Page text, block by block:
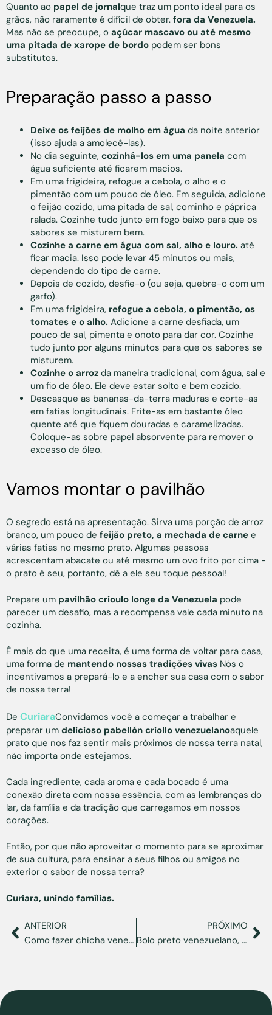
Quanto ao papel de jornalque traz um ponto ideal para os
grãos, não raramente é difícil de obter. fora da Venezuela.
Mas não se preocupe, o açúcar mascavo ou até mesmo
uma pitada de xarope de bordo podem ser bons
substitutos.
Preparação passo a passo
Deixe os feijões de molho em água da noite anterior
(isso ajuda a amolecê-las).
No dia seguinte, cozinhá-los em uma panela com
água suficiente até ficarem macios.
Em uma frigideira, refogue a cebola, o alho e o
pimentão com um pouco de óleo. Em seguida, adicione
o feijão cozido, uma pitada de sal, cominho e páprica
ralada. Cozinhe tudo junto em fogo baixo para que os
sabores se misturem bem.
Cozinhe a carne em água com sal, alho e louro. até
ficar macia. Isso pode levar 45 minutos ou mais,
dependendo do tipo de carne.
Depois de cozido, desfie-o (ou seja, quebre-o com um
garfo).
Em uma frigideira, refogue a cebola, o pimentão, os
tomates e o alho. Adicione a carne desfiada, um
pouco de sal, pimenta e onoto para dar cor. Cozinhe
tudo junto por alguns minutos para que os sabores se
misturem.
Cozinhe o arroz da maneira tradicional, com água, sal e
um fio de óleo. Ele deve estar solto e bem cozido.
Descasque as bananas-da-terra maduras e corte-as
em fatias longitudinais. Frite-as em bastante óleo
quente até que fiquem douradas e caramelizadas.
Coloque-as sobre papel absorvente para remover o
excesso de óleo.
Vamos montar o pavilhão
O segredo está na apresentação. Sirva uma porção de arroz
branco, um pouco de feijão preto, a mechada de carne e
várias fatias no mesmo prato. Algumas pessoas
acrescentam abacate ou até mesmo um ovo frito por cima -
o prato é seu, portanto, dê a ele seu toque pessoal!
Prepare um pavilhão crioulo longe da Venezuela pode
parecer um desafio, mas a recompensa vale cada minuto na
cozinha.
É mais do que uma receita, é uma forma de voltar para casa,
uma forma de mantendo nossas tradições vivas Nós o
incentivamos a prepará-lo e a encher sua casa com o sabor
de nossa terra!
De CuriaraConvidamos você a começar a trabalhar e
preparar um delicioso pabellón criollo venezuelanoaquele
prato que nos faz sentir mais próximos de nossa terra natal,
não importa onde estejamos.
Cada ingrediente, cada aroma e cada bocado é uma
conexão direta com nossa essência, com as lembranças do
lar, da família e da tradição que carregamos em nossos
corações.
Então, por que não aproveitar o momento para se aproximar
de sua cultura, para ensinar a seus filhos ou amigos no
exterior o sabor de nossa terra?
Curiara, unindo famílias.
ANTERIOR
Como fazer chicha venezuelana passo a passo
PRÓXIMO
Bolo preto venezuelano, uma sobremesa que o transporta para casa